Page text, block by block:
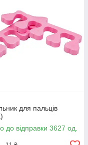
для пальців
до відправки 3627 од.